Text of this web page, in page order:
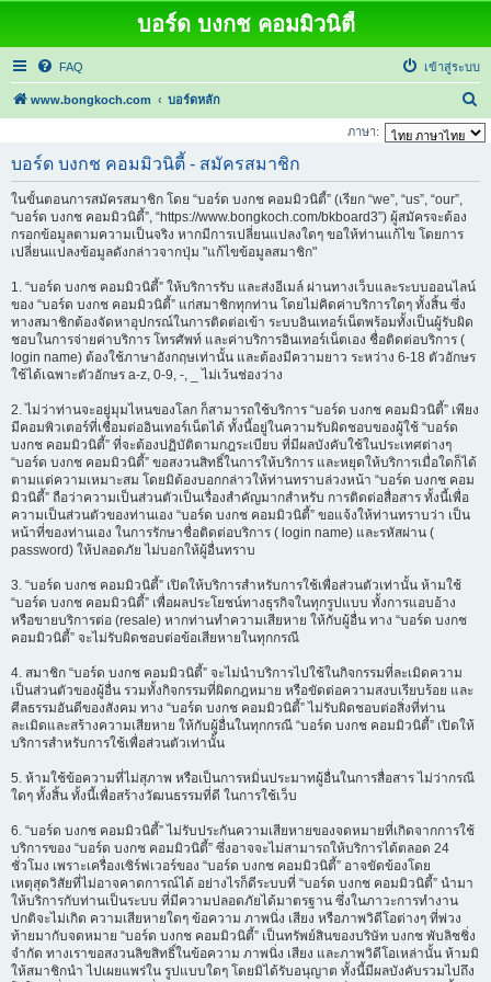
บอร์ด บงกช คอมมิวนิตี้
FAQ เข้าสู่ระบบ
www.bongkoch.com บอร์ดหลัก
น
ภาษา:
บอร์ด บงกช คอมมิวนิตี้ - สมัครสมาชิก
ในขั้นตอนการสมัครสมาชิก โดย “บอร์ด บงกช คอมมิวนิตี้” (เรียก “we”, “us”, “our”,
“บอร์ด บงกช คอมมิวนิตี้”, “https://www.bongkoch.com/bkboard3”) ผู้สมัครจะต้อง
กรอกข้อมูลตามความเป็นจริง หากมีการเปลี่ยนแปลงใดๆ ขอให้ท่านแก้ไข โดยการ
เปลี่ยนแปลงข้อมูลดังกล่าวจากปุ่ม "แก้ไขข้อมูลสมาชิก"
1. “บอร์ด บงกช คอมมิวนิตี้” ให้บริการรับ และส่งอีเมล์ ผ่านทางเว็บและระบบออนไลน์
ของ “บอร์ด บงกช คอมมิวนิตี้” แก่สมาชิกทุกท่าน โดยไม่คิดค่าบริการใดๆ ทั้งสิ้น ซึ่ง
ทางสมาชิกต้องจัดหาอุปกรณ์ในการติดต่อเข้า ระบบอินเทอร์เน็ตพร้อมทั้งเป็นผู้รับผิด
ชอบในการจ่ายค่าบริการ โทรศัพท์ และค่าบริการอินเทอร์เน็ตเอง ชื่อติดต่อบริการ (
login name) ต้องใช้ภาษาอังกฤษเท่านั้น และต้องมีความยาว ระหว่าง 6-18 ตัวอักษร
ใช้ได้เฉพาะตัวอักษร a-z, 0-9, -, _ ไม่เว้นช่องว่าง
2. ไม่ว่าท่านจะอยู่มุมไหนของโลก ก็สามารถใช้บริการ “บอร์ด บงกช คอมมิวนิตี้” เพียง
มีคอมพิวเตอร์ที่เชื่อมต่ออินเทอร์เน็ตได้ ทั้งนี้อยู่ในความรับผิดชอบของผู้ใช้ “บอร์ด
บงกช คอมมิวนิตี้” ที่จะต้องปฏิบัติตามกฎระเบียบ ที่มีผลบังคับใช้ในประเทศต่างๆ
“บอร์ด บงกช คอมมิวนิตี้” ขอสงวนสิทธิ์ในการให้บริการ และหยุดให้บริการเมื่อใดก็ได้
ตามแต่ความเหมาะสม โดยมิต้องบอกกล่าวให้ท่านทราบล่วงหน้า “บอร์ด บงกช คอม
มิวนิตี้” ถือว่าความเป็นส่วนตัวเป็นเรื่องสำคัญมากสำหรับ การติดต่อสื่อสาร ทั้งนี้เพื่อ
ความเป็นส่วนตัวของท่านเอง “บอร์ด บงกช คอมมิวนิตี้” ขอแจ้งให้ท่านทราบว่า เป็น
หน้าที่ของท่านเอง ในการรักษาชื่อติดต่อบริการ ( login name) และรหัสผ่าน (
password) ให้ปลอดภัย ไม่บอกให้ผู้อื่นทราบ
3. “บอร์ด บงกช คอมมิวนิตี้” เปิดให้บริการสำหรับการใช้เพื่อส่วนตัวเท่านั้น ห้ามใช้
“บอร์ด บงกช คอมมิวนิตี้” เพื่อผลประโยชน์ทางธุรกิจในทุกรูปแบบ ทั้งการแอบอ้าง
หรือขายบริการต่อ (resale) หากท่านทำความเสียหาย ให้กับผู้อื่น ทาง “บอร์ด บงกช
คอมมิวนิตี้” จะไม่รับผิดชอบต่อข้อเสียหายในทุกกรณี
4. สมาชิก “บอร์ด บงกช คอมมิวนิตี้” จะไม่นำบริการไปใช้ในกิจกรรมที่ละเมิดความ
เป็นส่วนตัวของผู้อื่น รวมทั้งกิจกรรมที่ผิดกฎหมาย หรือขัดต่อความสงบเรียบร้อย และ
ศีลธรรมอันดีของสังคม ทาง “บอร์ด บงกช คอมมิวนิตี้” ไม่รับผิดชอบต่อสิ่งที่ท่าน
ละเมิดและสร้างความเสียหาย ให้กับผู้อื่นในทุกกรณี “บอร์ด บงกช คอมมิวนิตี้” เปิดให้
บริการสำหรับการใช้เพื่อส่วนตัวเท่านั้น
5. ห้ามใช้ข้อความที่ไม่สุภาพ หรือเป็นการหมิ่นประมาทผู้อื่นในการสื่อสาร ไม่ว่ากรณี
ใดๆ ทั้งสิ้น ทั้งนี้เพื่อสร้างวัฒนธรรมที่ดี ในการใช้เว็บ
6. “บอร์ด บงกช คอมมิวนิตี้” ไม่รับประกันความเสียหายของจดหมายที่เกิดจากการใช้
บริการของ “บอร์ด บงกช คอมมิวนิตี้” ซึ่งอาจจะไม่สามารถให้บริการได้ตลอด 24
ชั่วโมง เพราะเครื่องเซิร์ฟเวอร์ของ “บอร์ด บงกช คอมมิวนิตี้” อาจขัดข้องโดย
เหตุสุดวิสัยที่ไม่อาจคาดการณ์ได้ อย่างไรก็ดีระบบที่ “บอร์ด บงกช คอมมิวนิตี้” นำมา
ให้บริการกับท่านเป็นระบบ ที่มีความปลอดภัยได้มาตรฐาน ซึ่งในภาวะการทำงาน
ปกติจะไม่เกิด ความเสียหายใดๆ ข้อความ ภาพนิ่ง เสียง หรือภาพวิดีโอต่างๆ ที่พ่วง
ท้ายมากับจดหมาย “บอร์ด บงกช คอมมิวนิตี้” เป็นทรัพย์สินของบริษัท บงกช พับลิชชิ่ง
จำกัด ทางเราขอสงวนลิขสิทธิ์ในข้อความ ภาพนิ่ง เสียง และภาพวิดีโอเหล่านั้น ห้ามมิ
ให้สมาชิกนำ ไปเผยแพร่ใน รูปแบบใดๆ โดยมิได้รับอนุญาต ทั้งนี้มีผลบังคับรวมไปถึง